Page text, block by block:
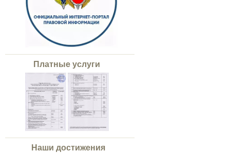
Платные услуги
Наши достижения